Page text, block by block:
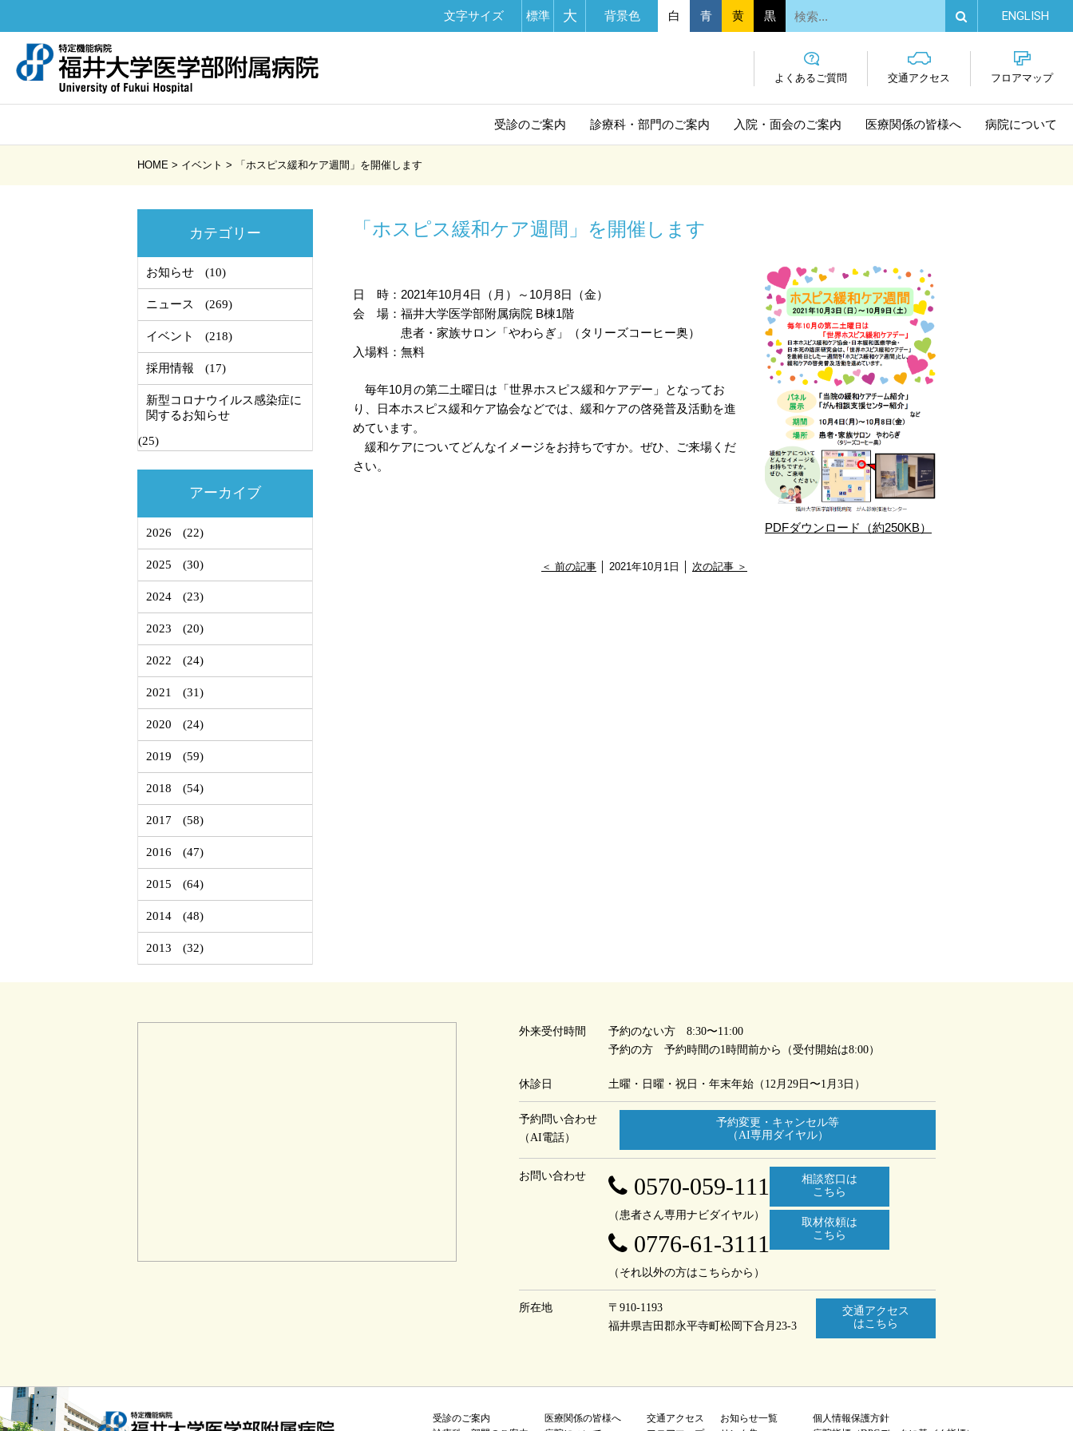
文字サイズ 標準 大 背景色 白 青 黄 黒 ENGLISH
よくあるご質問 交通アクセス フロアマップ
受診のご案内 診療科・部門のご案内 入院・面会のご案内 医療関係の皆様へ 病院について
HOME > イベント > 「ホスピス緩和ケア週間」を開催します
「ホスピス緩和ケア週間」を開催します
PDFダウンロード（約250KB）
日 時：2021年10月4日（月）～10月8日（金）
会 場：福井大学医学部附属病院 B棟1階
患者・家族サロン「やわらぎ」（タリーズコーヒー奥）
入場料：無料
毎年10月の第二土曜日は「世界ホスピス緩和ケアデー」となってお
り、日本ホスピス緩和ケア協会などでは、緩和ケアの啓発普及活動を進
めています。
緩和ケアについてどんなイメージをお持ちですか。ぜひ、ご来場くだ
さい。
＜ 前の記事 │ 2021年10月1日 │ 次の記事 ＞
カテゴリー
お知らせ (10)
ニュース (269)
イベント (218)
採用情報 (17)
新型コロナウイルス感染症に
関するお知らせ
(25)
アーカイブ
2026 (22)
2025 (30)
2024 (23)
2023 (20)
2022 (24)
2021 (31)
2020 (24)
2019 (59)
2018 (54)
2017 (58)
2016 (47)
2015 (64)
2014 (48)
2013 (32)
外来受付時間
予約のない方 8:30〜11:00
予約の方 予約時間の1時間前から（受付開始は8:00）
休診日 土曜・日曜・祝日・ 年末年始（12月29日〜1月3日）
予約問い合わせ
（AI電話）
予約変更・キャンセル等
（AI専用ダイヤル）
お問い合わせ 0570-059-111
（患者さん専用ナビダイヤル）
0776-61-3111
（それ以外の方はこちらから）
相談窓口は
こちら
取材依頼は
こちら
所在地
〒910-1193
福井県吉田郡永平寺町 松岡下合月23-3
交通アクセス
はこちら
受診のご案内
医療関係の皆様へ
交通アクセス
お知らせ一覧
個人情報保護方針